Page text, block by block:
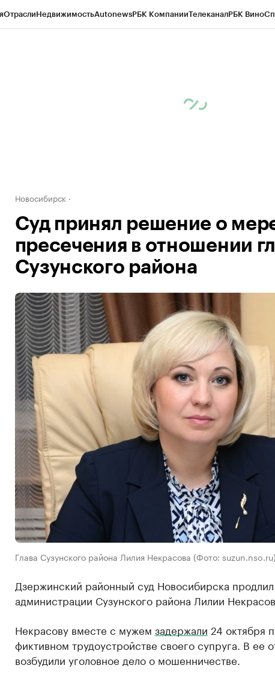
ОтраслиНедвижимостьAutonewsРБК КомпанииТелеканалРБК Вино
Новосибирск
Суд принял решение о
пресечения в отношении
Сузунского района
Глава Сузунского района Лилия Некрасова (Фото: suzun.nso.ru)
Дзержинский районный суд Новосибирска продлил
администрации Сузунского района Лилии
Некрасову вместе с мужем задержали 24 октября
фиктивном трудоустройстве своего супруга. В ее
возбудили уголовное дело о мошенничестве.